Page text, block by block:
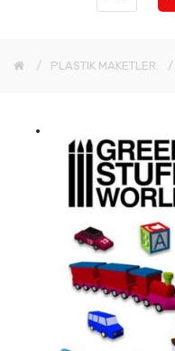
PLASTIK MAKETLER